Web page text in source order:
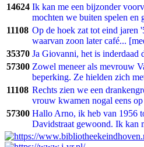
14624 Ik kan me een bijzonder
mochten we buiten spelen en
11108 Op de hoek zat tot eind
waarvan zoon later café...
35370 Ja Giovanni, het is inderdaad
57300 Zowel meneer als mevrouw
beperking. Ze hielden zich
11108 Rechts zien we een
vrouw kwamen nogal eens
57300 Hallo Arno, ik heb van 1956
Davidstraat gewoond. Ik kan